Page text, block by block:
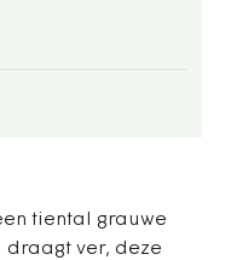
tiental grauwe
draagt ver, deze